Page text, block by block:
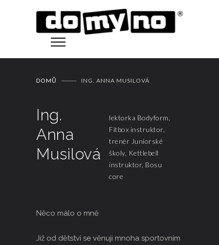
DOMŮ ING. ANNA MUSILOVÁ
Ing.
Anna
Musilová
lektorka Bodyform,
Fitbox instruktor,
trenér Juniorské
školy, Kettlebell
instruktor, Bosu
core
Něco málo o mně
Již od dětství se věnuji mnoha sportovním